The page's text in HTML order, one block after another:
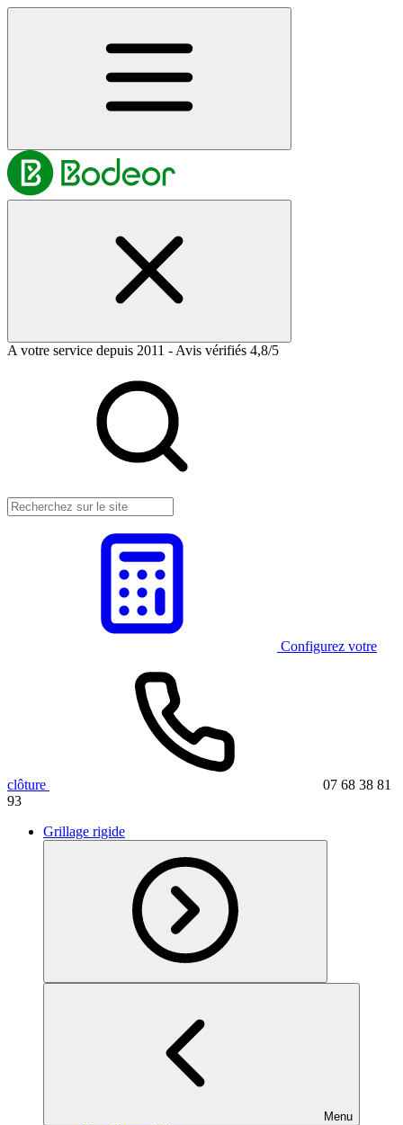
A votre service depuis 2011 - Avis vérifiés 4,8/5
Configurez votre
clôture
07 68 38 81
93
Grillage rigide
Menu